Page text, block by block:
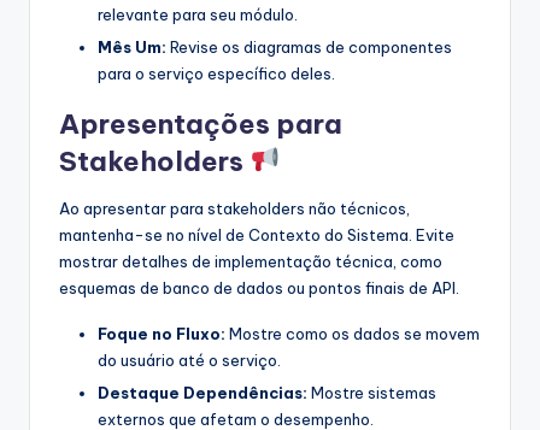
relevante para seu módulo.
Mês Um: Revise os diagramas de componentes
para o serviço específico deles.
Apresentações para
Stakeholders
Ao apresentar para stakeholders não técnicos,
mantenha-se no nível de Contexto do Sistema. Evite
mostrar detalhes de implementação técnica, como
esquemas de banco de dados ou pontos finais de API.
Foque no Fluxo: Mostre como os dados se movem
do usuário até o serviço.
Destaque Dependências: Mostre sistemas
externos que afetam o desempenho.